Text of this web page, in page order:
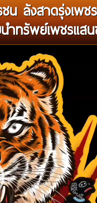
น ลังสาดรุ่งเพ
ำทรัพย์เพชรแส